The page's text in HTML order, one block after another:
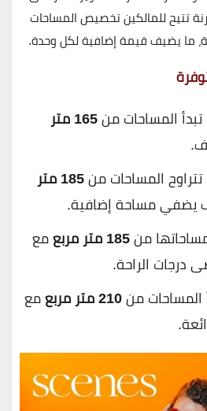
تتيح للمالكين تخصيص المساحات
ما يضيف قيمة إضافية لكل وحدة.
تبدأ المساحات من
165 متر
تتراوح المساحات من
185 متر
يضفي مساحة إضافية.
من185 متر مربع
مع
الراحة.
المساحات من210 متر مربع
مع